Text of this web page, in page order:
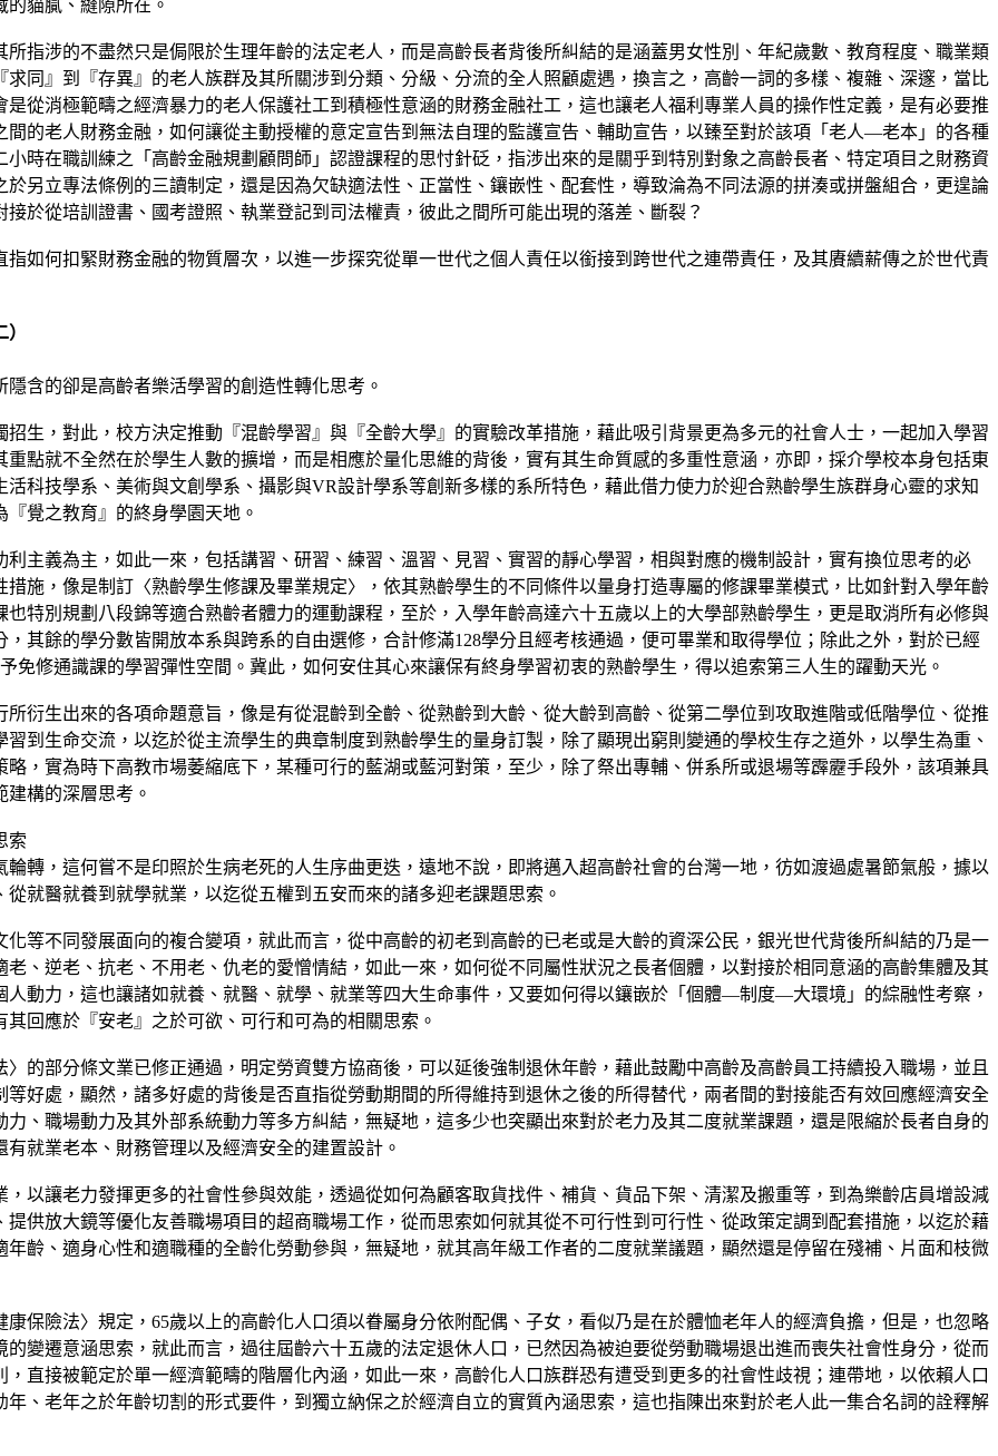
貓膩、縫隙所在。
指涉的不盡然只是侷限於生理年齡的法定老人，而是高齡長者背後所糾結的是涵蓋男女性別、年紀歲數、教育程度、職業類
同』到『存異』的老人族群及其所關涉到分類、分級、分流的全人照顧處遇，換言之，高齡一詞的多樣、複雜、深邃，當比
從消極範疇之經濟暴力的老人保護社工到積極性意涵的財務金融社工，這也讓老人福利專業人員的操作性定義，是有必要推
的老人財務金融，如何讓從主動授權的意定宣告到無法自理的監護宣告、輔助宣告，以臻至對於該項「老人—老本」的各種
時在職訓練之「高齡金融規劃顧問師」認證課程的思忖針砭，指涉出來的是關乎到特別對象之高齡長者、特定項目之財務資
另立專法條例的三讀制定，還是因為欠缺適法性、正當性、鑲嵌性、配套性，導致淪為不同法源的拼湊或拼盤組合，更遑論
於從培訓證書、國考證照、執業登記到司法權責，彼此之間所可能出現的落差、斷裂？
如何扣緊財務金融的物質層次，以進一步探究從單一世代之個人責任以銜接到跨世代之連帶責任，及其賡續薪傳之於世代責
含的卻是高齡者樂活學習的創造性轉化思考。
生，對此，校方決定推動『混齡學習』與『全齡大學』的實驗改革措施，藉此吸引背景更為多元的社會人士，一起加入學習
點就不全然在於學生人數的擴增，而是相應於量化思維的背後，實有其生命質感的多重性意涵，亦即，採介學校本身包括東
科技學系、美術與文創學系、攝影與VR設計學系等創新多樣的系所特色，藉此借力使力於迎合熟齡學生族群身心靈的求知
覺之教育』的終身學園天地。
主義為主，如此一來，包括講習、研習、練習、溫習、見習、實習的靜心學習，相與對應的機制設計，實有換位思考的必
施，像是制訂〈熟齡學生修課及畢業規定〉，依其熟齡學生的不同條件以量身打造專屬的修課畢業模式，比如針對入學年齡
特別規劃八段錦等適合熟齡者體力的運動課程，至於，入學年齡高達六十五歲以上的大學部熟齡學生，更是取消所有必修與
其餘的學分數皆開放本系與跨系的自由選修，合計修滿128學分且經考核通過，便可畢業和取得學位；除此之外，對於已經
免修通識課的學習彈性空間。冀此，如何安住其心來讓保有終身學習初衷的熟齡學生，得以追索第三人生的躍動天光。
衍生出來的各項命題意旨，像是有從混齡到全齡、從熟齡到大齡、從大齡到高齡、從第二學位到攻取進階或低階學位、從推
到生命交流，以迄於從主流學生的典章制度到熟齡學生的量身訂製，除了顯現出窮則變通的學校生存之道外，以學生為重、
，實為時下高教市場萎縮底下，某種可行的藍湖或藍河對策，至少，除了祭出專輔、併系所或退場等霹靂手段外，該項兼具
構的深層思考。
索
轉，這何嘗不是印照於生病老死的人生序曲更迭，遠地不說，即將邁入超高齡社會的台灣一地，彷如渡過處暑節氣般，據以
就醫就養到就學就業，以迄從五權到五安而來的諸多迎老課題思索。
等不同發展面向的複合變項，就此而言，從中高齡的初老到高齡的已老或是大齡的資深公民，銀光世代背後所糾結的乃是一
、逆老、抗老、不用老、仇老的愛憎情結，如此一來，如何從不同屬性狀況之長者個體，以對接於相同意涵的高齡集體及其
動力，這也讓諸如就養、就醫、就學、就業等四大生命事件，又要如何得以鑲嵌於「個體—制度—大環境」的綜融性考察，
回應於『安老』之於可欲、可行和可為的相關思索。
的部分條文業已修正通過，明定勞資雙方協商後，可以延後強制退休年齡，藉此鼓勵中高齡及高齡員工持續投入職場，並且
好處，顯然，諸多好處的背後是否直指從勞動期間的所得維持到退休之後的所得替代，兩者間的對接能否有效回應經濟安全
、職場動力及其外部系統動力等多方糾結，無疑地，這多少也突顯出來對於老力及其二度就業課題，還是限縮於長者自身的
就業老本、財務管理以及經濟安全的建置設計。
以讓老力發揮更多的社會性參與效能，透過從如何為顧客取貨找件、補貨、貨品下架、清潔及搬重等，到為樂齡店員增設減
供放大鏡等優化友善職場項目的超商職場工作，從而思索如何就其從不可行性到可行性、從政策定調到配套措施，以迄於藉
齡、適身心性和適職種的全齡化勞動參與，無疑地，就其高年級工作者的二度就業議題，顯然還是停留在殘補、片面和枝微
保險法〉規定，65歲以上的高齡化人口須以眷屬身分依附配偶、子女，看似乃是在於體恤老年人的經濟負擔，但是，也忽略
變遷意涵思索，就此而言，過往屆齡六十五歲的法定退休人口，已然因為被迫要從勞動職場退出進而喪失社會性身分，從而
直接被範定於單一經濟範疇的階層化內涵，如此一來，高齡化人口族群恐有遭受到更多的社會性歧視；連帶地，以依賴人口
、老年之於年齡切割的形式要件，到獨立納保之於經濟自立的實質內涵思索，這也指陳出來對於老人此一集合名詞的詮釋解